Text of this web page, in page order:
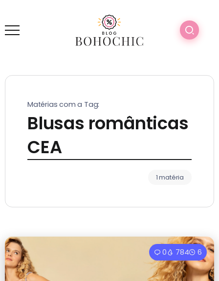
Matérias com a Tag:
Blusas românticas
CEA
1 matéria
0 784 6